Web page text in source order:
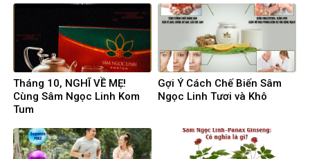
Tháng 10, NGHĨ VỀ MẸ!
Cùng Sâm Ngọc Linh Kom
Tum
Gợi Ý Cách Chế Biến Sâm
Ngọc Linh Tươi và Khô